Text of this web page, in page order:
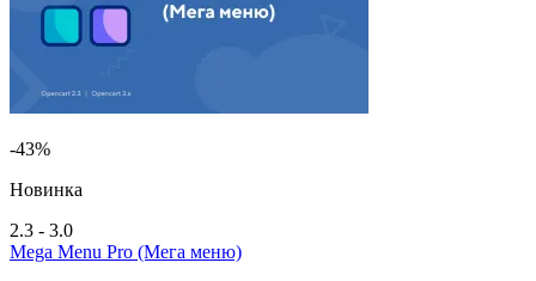
-43%
Новинка
2.3 - 3.0
Mega Menu Pro (Мега меню)